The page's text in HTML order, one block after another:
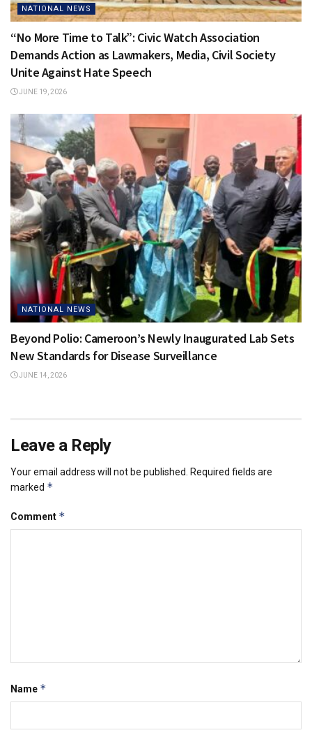
NATIONAL NEWS
“No More Time to Talk”: Civic Watch Association
Demands Action as Lawmakers, Media, Civil Society
Unite Against Hate Speech
JUNE 19, 2026
NATIONAL NEWS
Beyond Polio: Cameroon’s Newly Inaugurated Lab Sets
New Standards for Disease Surveillance
JUNE 14, 2026
Leave a Reply
Your email address will not be published.
Required fields are
marked *
Comment *
Name *